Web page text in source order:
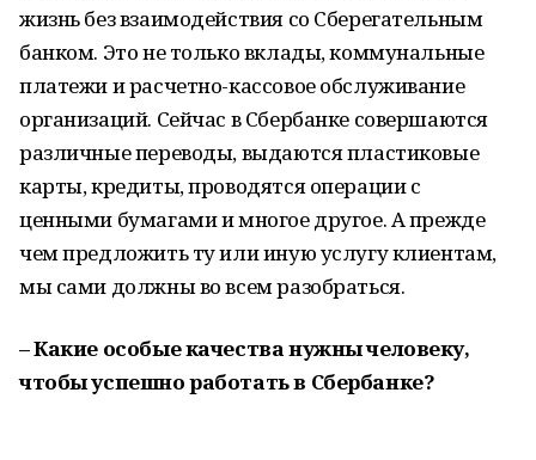
жизнь без взаимодействия со Сберегательным
банком. Это не только вклады, коммунальные
платежи и расчетно-кассовое обслуживание
организаций. Сейчас в Сбербанке совершаются
различные переводы, выдаются пластиковые
карты, кредиты, проводятся операции с
ценными бумагами и многое другое. А прежде
чем предложить ту или иную услугу клиентам,
мы сами должны во всем разобраться.
– Какие особые качества нужны человеку,
чтобы успешно работать в Сбербанке?